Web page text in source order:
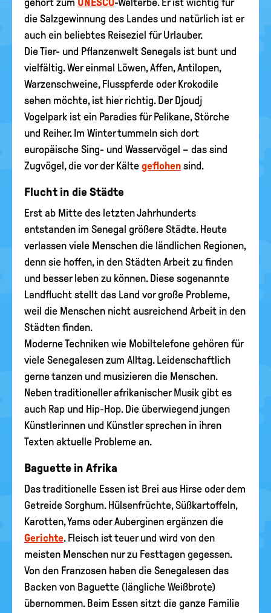
gehört zum UNESCO-Welterbe. Er ist wichtig für
die Salzgewinnung des Landes und natürlich ist er
auch ein beliebtes Reiseziel für Urlauber.
Die Tier- und Pflanzenwelt Senegals ist bunt und
vielfältig. Wer einmal Löwen, Affen, Antilopen,
Warzenschweine, Flusspferde oder Krokodile
sehen möchte, ist hier richtig. Der Djoudj
Vogelpark ist ein Paradies für Pelikane, Störche
und Reiher. Im Winter tummeln sich dort
europäische Sing- und Wasservögel – das sind
Zugvögel, die vor der Kälte geflohen sind.
Flucht in die Städte
Erst ab Mitte des letzten Jahrhunderts
entstanden im Senegal größere Städte. Heute
verlassen viele Menschen die ländlichen Regionen,
denn sie hoffen, in den Städten Arbeit zu finden
und besser leben zu können. Diese sogenannte
Landflucht stellt das Land vor große Probleme,
weil die Menschen nicht ausreichend Arbeit in den
Städten finden.
Moderne Techniken wie Mobiltelefone gehören für
viele Senegalesen zum Alltag. Leidenschaftlich
gerne tanzen und musizieren die Menschen.
Neben traditioneller afrikanischer Musik gibt es
auch Rap und Hip-Hop. Die überwiegend jungen
Künstlerinnen und Künstler sprechen in ihren
Texten aktuelle Probleme an.
Baguette in Afrika
Das traditionelle Essen ist Brei aus Hirse oder dem
Getreide Sorghum. Hülsenfrüchte, Süßkartoffeln,
Karotten, Yams oder Auberginen ergänzen die
Gerichte. Fleisch ist teuer und wird von den
meisten Menschen nur zu Festtagen gegessen.
Von den Franzosen haben die Senegalesen das
Backen von Baguette (längliche Weißbrote)
übernommen. Beim Essen sitzt die ganze Familie